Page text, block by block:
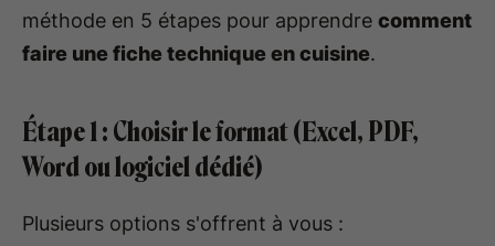
méthode en 5 étapes pour apprendre comment
faire une fiche technique en cuisine.
Étape 1 : Choisir le format (Excel, PDF,
Word ou logiciel dédié)
Plusieurs options s'offrent à vous :